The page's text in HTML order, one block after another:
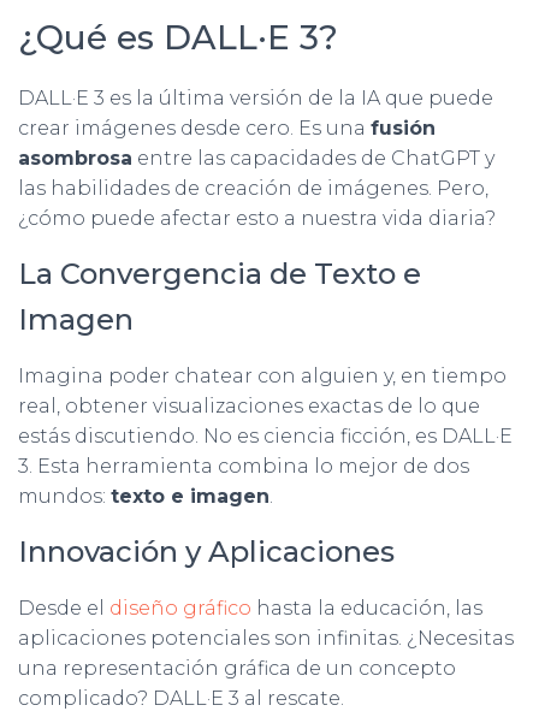
¿Qué es DALL·E 3?
DALL·E 3 es la última versión de la IA que puede
crear imágenes desde cero. Es una fusión
asombrosa entre las capacidades de ChatGPT y
las habilidades de creación de imágenes. Pero,
¿cómo puede afectar esto a nuestra vida diaria?
La Convergencia de Texto e
Imagen
Imagina poder chatear con alguien y, en tiempo
real, obtener visualizaciones exactas de lo que
estás discutiendo. No es ciencia ficción, es DALL·E
3. Esta herramienta combina lo mejor de dos
mundos: texto e imagen
Innovación y Aplicaciones
Desde el diseño gráfico hasta la educación, las
aplicaciones potenciales son infinitas. ¿Necesitas
una representación gráfica de un concepto
complicado? DALL·E 3 al rescate.